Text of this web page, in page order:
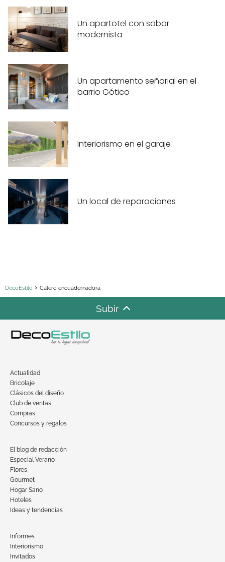
Un apartotel con sabor
modernista
Un apartamento señorial en el
barrio Gótico
Interiorismo en el garaje
Un local de reparaciones
DecoEstilo Calero encuadernadora
Subir
Actualidad
Bricolaje
Clásicos del diseño
Club de ventas
Compras
Concursos y regalos
El blog de redacción
Especial Verano
Flores
Gourmet
Hogar Sano
Hoteles
Ideas y tendencias
Informes
Interiorismo
Invitados